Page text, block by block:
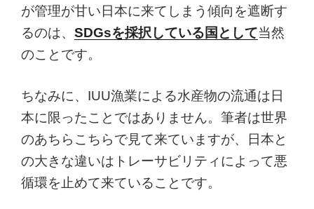
が管理が甘い日本に来てしまう傾向を遮断す
るのは、 SDGsを採択している国として当然
のことです。
ちなみに、IUU漁業による水産物の流通は日
本に限ったことではありません。筆者は世界
のあちらこちらで見て来ていますが、日本と
の大きな違いはトレーサビリティによって悪
循環を止めて来ていることです。